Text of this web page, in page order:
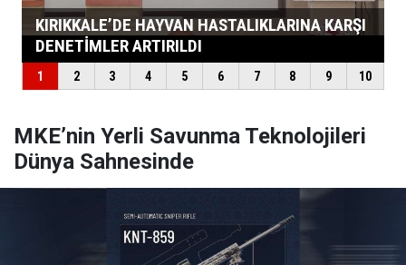
MKE’nin Yerli Savunma Teknolojileri
Dünya Sahnesinde